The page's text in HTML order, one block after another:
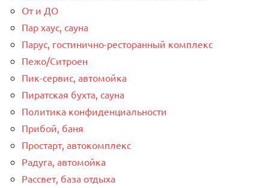
От и ДО
Пар хаус, сауна
Парус, гостинично-ресторанный комплекс
Пежо/Ситроен
Пик-сервис, автомойка
Пиратская бухта, сауна
Политика конфиденциальности
Прибой, баня
Простарт, автокомплекс
Радуга, автомойка
Рассвет, база отдыха